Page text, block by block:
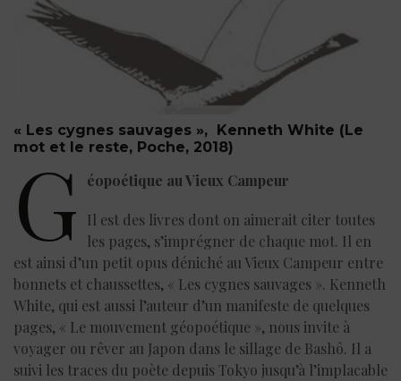
« Les cygnes sauvages », Kenneth White (Le
mot et le reste, Poche, 2018)
G éopoétique au Vieux Campeur
Il est des livres dont on aimerait citer toutes
les pages, s’imprégner de chaque mot. Il en
est ainsi d’un petit opus déniché au Vieux Campeur entre
bonnets et chaussettes, « Les cygnes sauvages ». Kenneth
White, qui est aussi l’auteur d’un manifeste de quelques
pages, « Le mouvement géopoétique », nous invite à
voyager ou rêver au Japon dans le sillage de Bashô. Il a
suivi les traces du poète depuis Tokyo jusqu’à l’implacable